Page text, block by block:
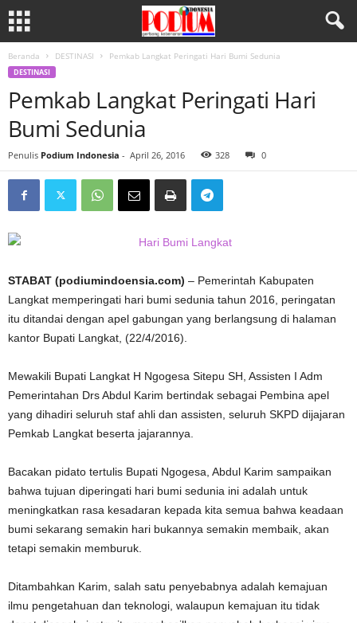
Beranda DESTINASI Pemkab Langkat Peringati Hari Bumi Sedunia
DESTINASI
Pemkab Langkat Peringati Hari
Bumi Sedunia
Penulis Podium Indonesia - April 26, 2016 328 0
STABAT (podiumindoensia.com) – Pemerintah Kabupaten
Langkat memperingati hari bumi sedunia tahun 2016, peringatan
itu ditandai dengan apel gabungan yang berlangsung di halaman
kantor Bupati Langkat, (22/4/2016).
Mewakili Bupati Langkat H Ngogesa Sitepu SH, Assisten I Adm
Pemerintahan Drs Abdul Karim bertindak sebagai Pembina apel
yang dihadiri seluruh staf ahli dan assisten, seluruh SKPD dijajaran
Pemkab Langkat beserta jajarannya.
Bacakan pidato tertulis Bupati Ngogesa, Abdul Karim sampaikan
bahwa tujuan diperingati hari bumi sedunia ini adalah untuk
meningkatkan rasa kesadaran kepada kita semua bahwa keadaan
bumi sekarang semakin hari bukannya semakin membaik, akan
tetapi semakin memburuk.
Ditambahkan Karim, salah satu penyebabnya adalah kemajuan
ilmu pengetahuan dan teknologi, walaupun kemajuan itu tidak